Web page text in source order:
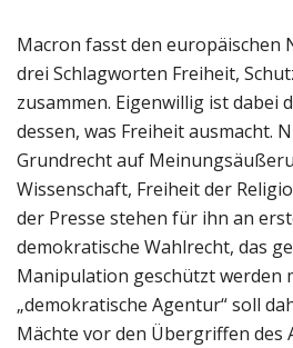
Macron fasst den europäischen
drei Schlagworten Freiheit,
zusammen. Eigenwillig ist dabei
dessen, was Freiheit ausmacht.
Grundrecht auf
Wissenschaft, Freiheit der
der Presse stehen für ihn an
demokratische Wahlrecht, das
Manipulation geschützt werden
„demokratische Agentur“ soll
Mächte vor den Übergriffen des